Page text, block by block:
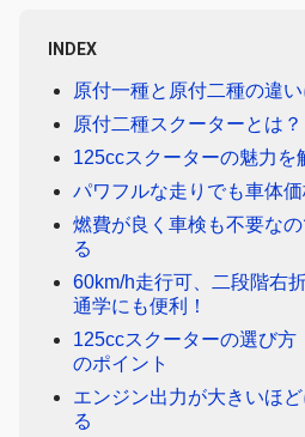
INDEX
原付一種と原付二種の違
原付二種スクーターとは？
125ccスクーターの魅力を
パワフルな走りでも車体
燃費が良く車検も不要な
る
60km/h走行可、二段階右
通学にも便利！
125ccスクーターの選び方
のポイント
エンジン出力が大きいほ
る